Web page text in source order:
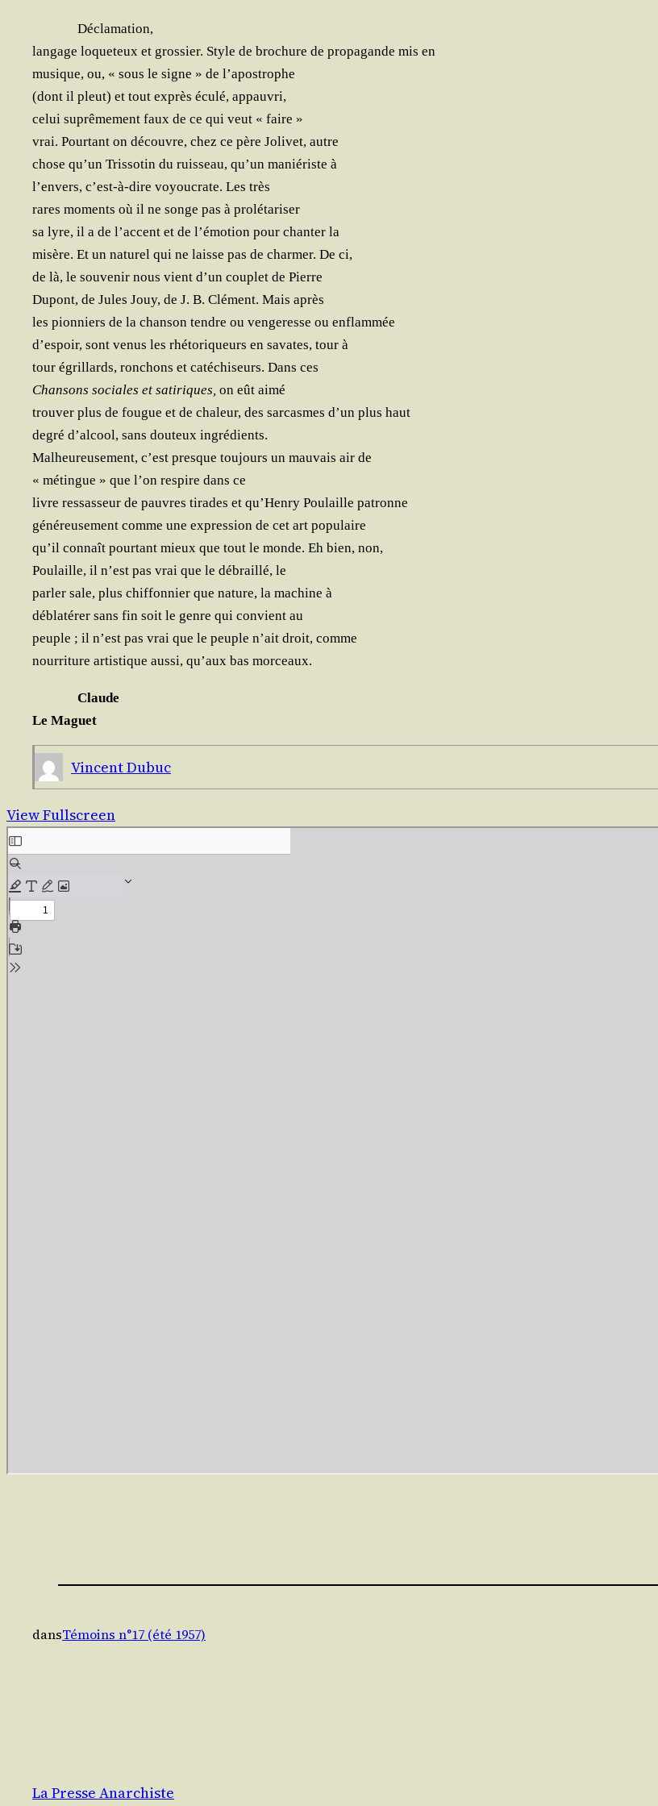
Décla­ma­tion,
lan­gage loque­teux et gros­sier. Style de bro­chure de pro­pa­gande mis en
musique, ou, « sous le signe » de l’apostrophe
(dont il pleut) et tout exprès écu­lé, appauvri,
celui suprê­me­ment faux de ce qui veut « faire »
vrai. Pour­tant on découvre, chez ce père Joli­vet, autre
chose qu’un Tris­so­tin du ruis­seau, qu’un manié­riste à
l’envers, c’est-à-dire voyou­crate. Les très
rares moments où il ne songe pas à prolétariser
sa lyre, il a de l’accent et de l’émotion pour chan­ter la
misère. Et un natu­rel qui ne laisse pas de char­mer. De ci,
de là, le sou­ve­nir nous vient d’un cou­plet de Pierre
Dupont, de Jules Jouy, de J. B. Clé­ment. Mais après
les pion­niers de la chan­son tendre ou ven­ge­resse ou enflammée
d’espoir, sont venus les rhé­to­ri­queurs en savates, tour à
tour égrillards, ron­chons et caté­chi­seurs. Dans ces
Chan­sons sociales et sati­riques, on eût aimé
trou­ver plus de fougue et de cha­leur, des sar­casmes d’un plus haut
degré d’alcool, sans dou­teux ingrédients.
Mal­heu­reu­se­ment, c’est presque tou­jours un mau­vais air de
« métingue » que l’on res­pire dans ce
livre res­sas­seur de pauvres tirades et qu’Henry Pou­laille patronne
géné­reu­se­ment comme une expres­sion de cet art populaire
qu’il connaît pour­tant mieux que tout le monde. Eh bien, non,
Pou­laille, il n’est pas vrai que le débraillé, le
par­ler sale, plus chif­fon­nier que nature, la machine à
débla­té­rer sans fin soit le genre qui convient au
peuple ; il n’est pas vrai que le peuple n’ait droit, comme
nour­ri­ture artis­tique aus­si, qu’aux bas morceaux.
Claude
Le Maguet
Vincent Dubuc
View Fullscreen
dansTémoins n°17 (été 1957)
La Presse Anarchiste